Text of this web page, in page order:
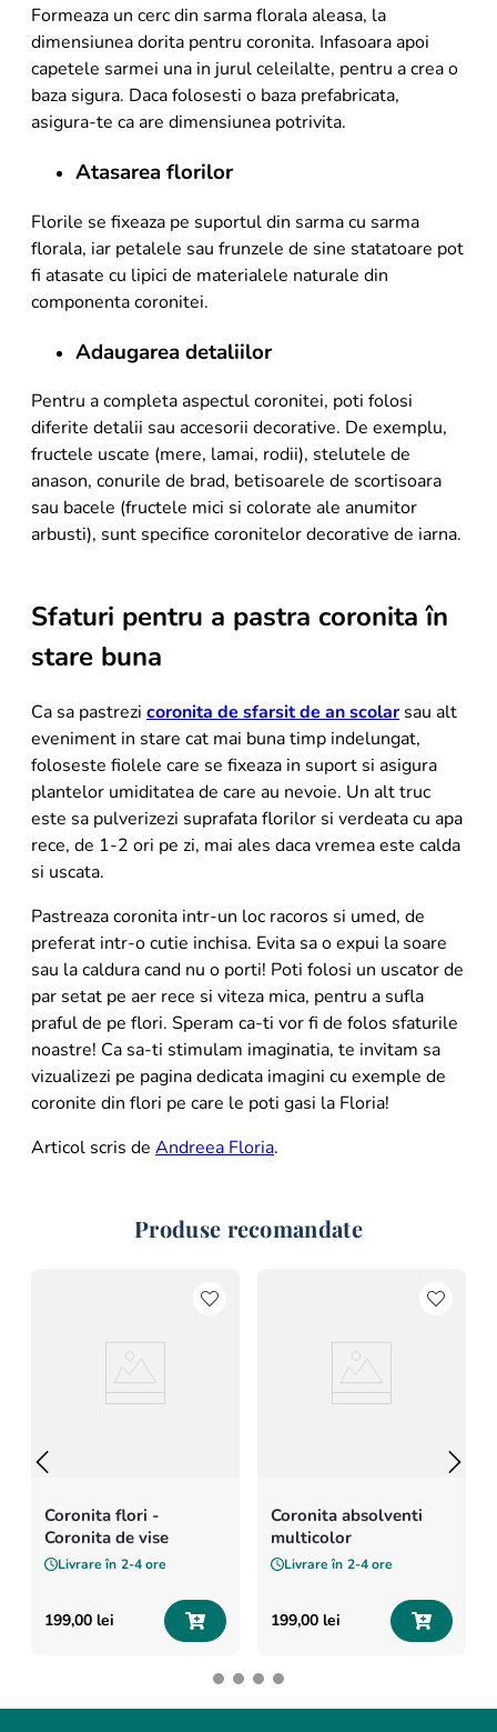
Formeaza un cerc din sarma florala aleasa, la
dimensiunea dorita pentru coronita. Infasoara apoi
capetele sarmei una in jurul celeilalte, pentru a crea o
baza sigura. Daca folosesti o baza prefabricata,
asigura-te ca are dimensiunea potrivita.
Atasarea florilor
Florile se fixeaza pe suportul din sarma cu sarma
florala, iar petalele sau frunzele de sine statatoare pot
fi atasate cu lipici de materialele naturale din
componenta coronitei.
Adaugarea detaliilor
Pentru a completa aspectul coronitei, poti folosi
diferite detalii sau accesorii decorative. De exemplu,
fructele uscate (mere, lamai, rodii), stelutele de
anason, conurile de brad, betisoarele de scortisoara
sau bacele (fructele mici si colorate ale anumitor
arbusti), sunt specifice coronitelor decorative de iarna.
Sfaturi pentru a pastra coronita în
stare buna
Ca sa pastrezi coronita de sfarsit de an scolarsau alt
eveniment in stare cat mai buna timp indelungat,
foloseste fiolele care se fixeaza in suport si asigura
plantelor umiditatea de care au nevoie. Un alt truc
este sa pulverizezi suprafata florilor si verdeata cu apa
rece, de 1-2 ori pe zi, mai ales daca vremea este calda
si uscata.
Pastreaza coronita intr-un loc racoros si umed, de
preferat intr-o cutie inchisa. Evita sa o expui la soare
sau la caldura cand nu o porti! Poti folosi un uscator de
par setat pe aer rece si viteza mica, pentru a sufla
praful de pe flori. Speram ca-ti vor fi de folos sfaturile
noastre! Ca sa-ti stimulam imaginatia, te invitam sa
vizualizezi pe pagina dedicata imagini cu exemple de
coronite din flori pe care le poti gasi la Floria!
Articol scris de Andreea Floria.
Produse recomandate
Coronita flori -
Coronita de vise
Livrare în 2-4 ore
199,00 lei
Coronita absolventi
multicolor
Livrare în 2-4 ore
199,00 lei